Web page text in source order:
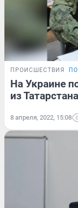
ПРОИСШЕСТВИЯ
На Украине
из
8 апреля, 2022, 15:08